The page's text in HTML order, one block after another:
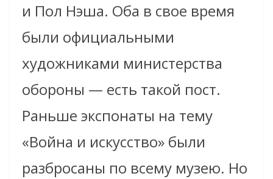
и Пол Нэша. Оба в свое время
были официальными
художниками министерства
обороны — есть такой пост.
Раньше экспонаты на тему
«Война и искусство» были
разбросаны по всему музею. Но